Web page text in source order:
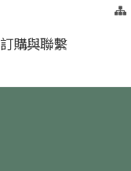
訂購與聯繫